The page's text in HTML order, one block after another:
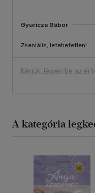
Gyuricza Gábor
Zseniális, letehetetlen!
Kérjük, lépjen be az
A kategória